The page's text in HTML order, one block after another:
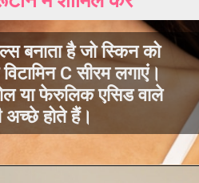
बनाता है जो स्किन को
C सीरम लगाएं।
या फेरुलिक एसिड वाले
अच्छे होते हैं।